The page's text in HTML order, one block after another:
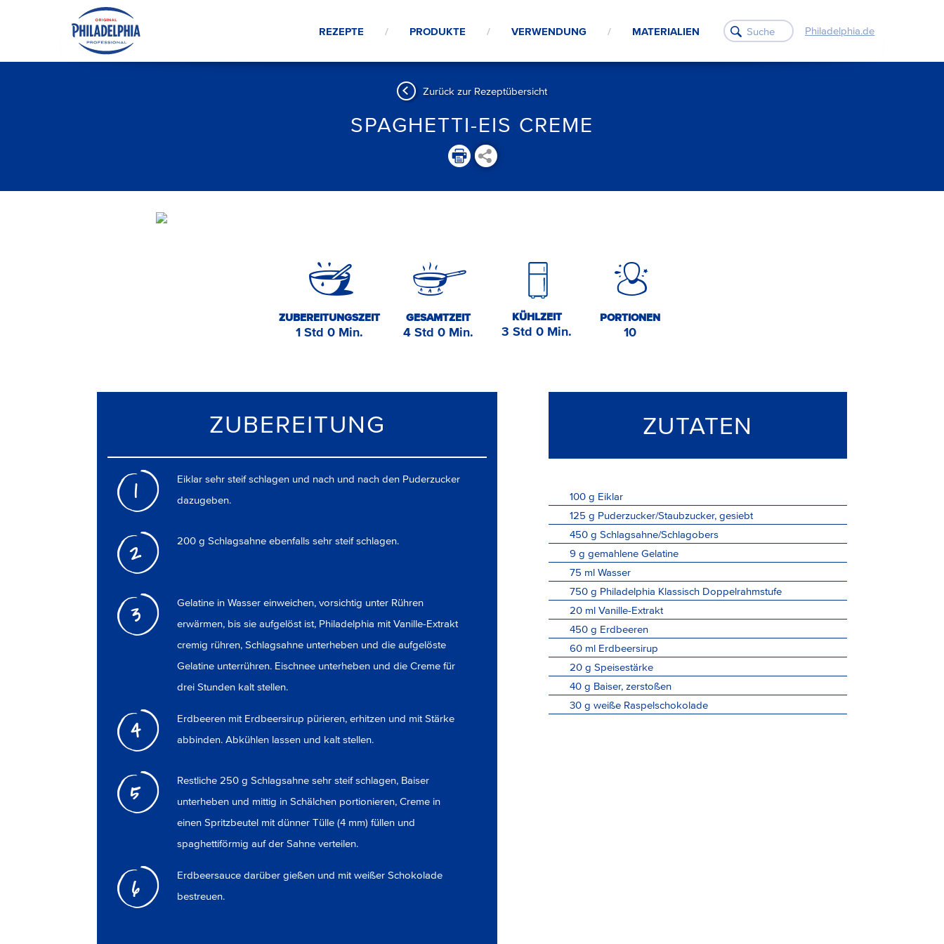
REZEPTE PRODUKTE VERWENDUNG MATERIALIEN Philadelphia.de
Zurück zur Rezeptübersicht
SPAGHETTI-EIS CREME
ZUBEREITUNGSZEIT
1 Std 0 Min.
GESAMTZEIT
4 Std 0 Min.
KÜHLZEIT
3 Std 0 Min.
PORTIONEN
10
ZUBEREITUNG
1
Eiklar sehr steif schlagen und nach und nach den Puderzucker
dazugeben.
2 200 g Schlagsahne ebenfalls sehr steif schlagen.
3
Gelatine in Wasser einweichen, vorsichtig unter Rühren
erwärmen, bis sie aufgelöst ist, Philadelphia mit Vanille-Extrakt
cremig rühren, Schlagsahne unterheben und die aufgelöste
Gelatine unterrühren. Eischnee unterheben und die Creme für
drei Stunden kalt stellen.
4
Erdbeeren mit Erdbeersirup pürieren, erhitzen und mit Stärke
abbinden. Abkühlen lassen und kalt stellen.
5
Restliche 250 g Schlagsahne sehr steif schlagen, Baiser
unterheben und mittig in Schälchen portionieren, Creme in
einen Spritzbeutel mit dünner Tülle (4 mm) füllen und
spaghettiförmig auf der Sahne verteilen.
6
Erdbeersauce darüber gießen und mit weißer Schokolade
bestreuen.
ZUTATEN
100 g Eiklar
125 g Puderzucker/Staubzucker, gesiebt
450 g Schlagsahne/Schlagobers
9 g gemahlene Gelatine
75 ml Wasser
750 g Philadelphia Klassisch Doppelrahmstufe
20 ml Vanille-Extrakt
450 g Erdbeeren
60 ml Erdbeersirup
20 g Speisestärke
40 g Baiser, zerstoßen
30 g weiße Raspelschokolade